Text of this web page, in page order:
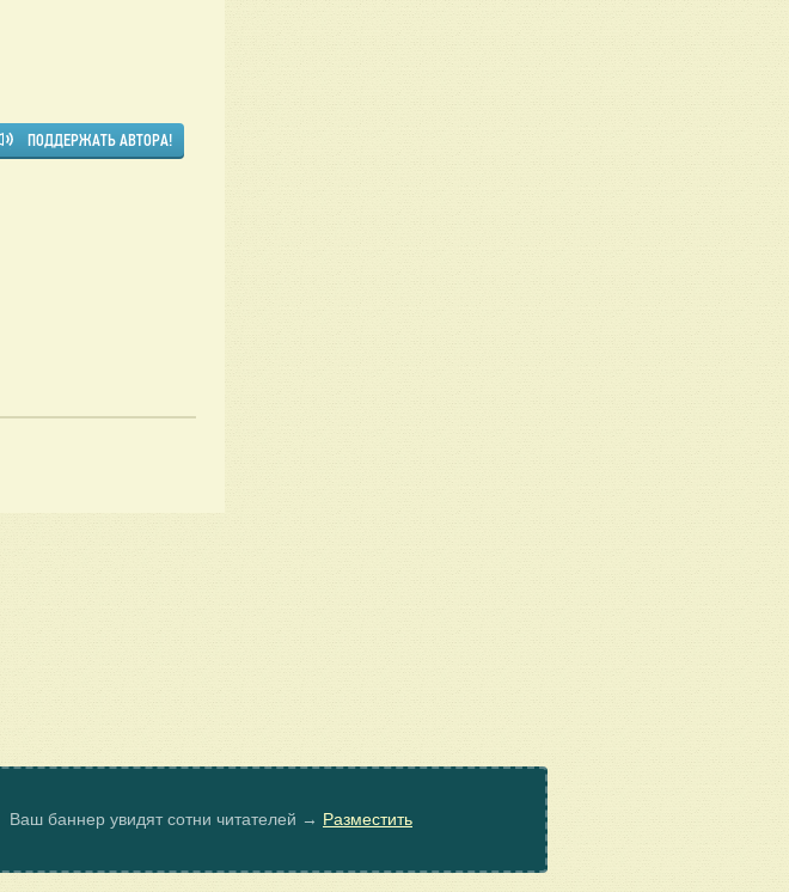
ПОДДЕРЖАТЬ АВТОРА!
Ваш баннер увидят сотни читателей → Разместить